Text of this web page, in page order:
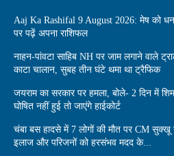
Aaj Ka Rashifal 9 August 2026: मेष को
पर पढ़ें अपना राशिफल
नाहन-पांवटा साहिब NH पर जाम लगाने वाले
काटा चालान, सुबह तीन घंटे थमा था ट्रैफिक
जयराम का सरकार पर हमला, बोले- 2 दिन में
घोषित नहीं हुई तो जाएंगे हाईकोर्ट
चंबा बस हादसे में 7 लोगों की मौत पर CM सुक्खू
इलाज और परिजनों को हरसंभव मदद के...